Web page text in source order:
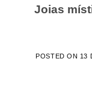
Joias
POSTED ON 13